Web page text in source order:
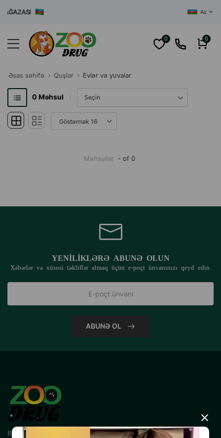
×
Az
0 0
Əsas səhifə Quşlar Evlər və yuvalar
0 Məhsul
Məhsullar - of 0
YENILIKLƏRƏ ABUNƏ OLUN
Xəbərlər və xüsusi təkliflər almaq üçün e-poçt ünvanınızı qeyd edin.
ABUNƏ OL
Bizimlə əlaqə